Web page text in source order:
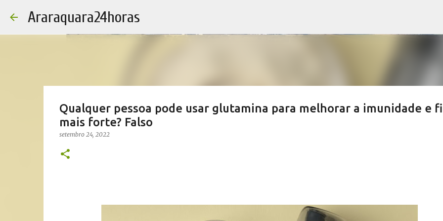
Araraquara24horas
Qualquer pessoa pode usar glutamina para melhorar a imunidade e
mais forte? Falso
setembro 24, 2022